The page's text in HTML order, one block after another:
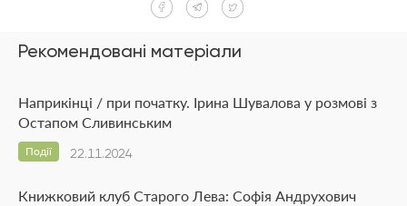
Рекомендовані матеріали
Наприкінці / при початку. Ірина Шувалова у розмові з
Остапом Сливинським
22.11.2024
Події
Книжковий клуб Старого Лева: Софія Андрухович